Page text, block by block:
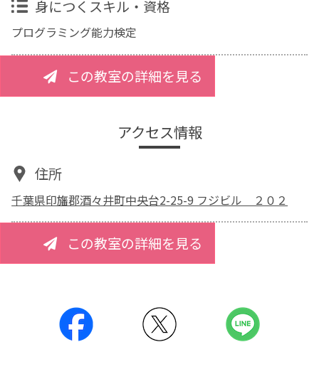
身につくスキル・資格
プログラミング能力検定
この教室の詳細を見る
アクセス情報
住所
千葉県印旛郡酒々井町中央台2-25-9 フジビル ２０２
この教室の詳細を見る